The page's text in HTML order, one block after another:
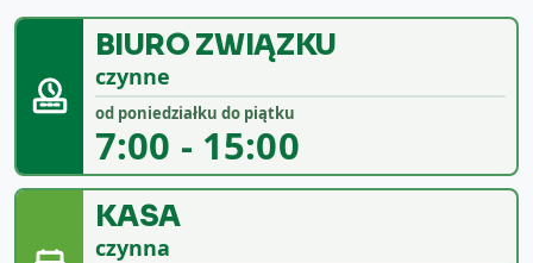
BIURO ZWIĄZKU
czynne
od poniedziałku do piątku
7:00 - 15:00
KASA
czynna